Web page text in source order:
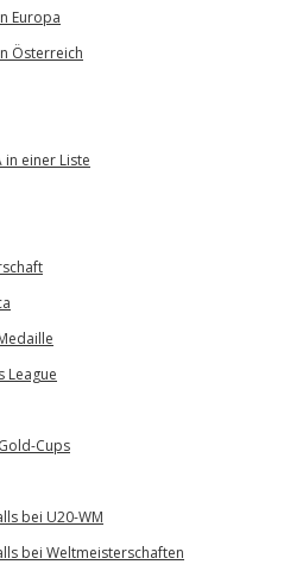
Europa
Österreich
in einer Liste
League
Cups
bei U20-WM
bei Weltmeisterschaften